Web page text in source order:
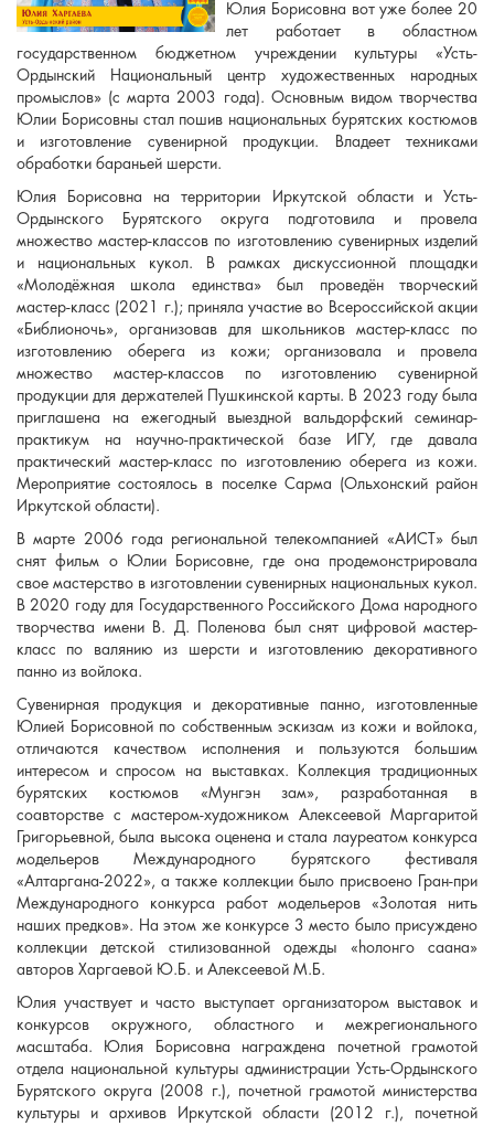
Юлия Борисовна вот уже более 20
лет работает в областном
государственном бюджетном учреждении культуры «Усть-
Ордынский Национальный центр художественных народных
промыслов» (с марта 2003 года). Основным видом творчества
Юлии Борисовны стал пошив национальных бурятских костюмов
и изготовление сувенирной продукции. Владеет техниками
обработки бараньей шерсти.
Юлия Борисовна на территории Иркутской области и Усть-
Ордынского Бурятского округа подготовила и провела
множество мастер-классов по изготовлению сувенирных изделий
и национальных кукол. В рамках дискуссионной площадки
«Молодёжная школа единства» был проведён творческий
мастер-класс (2021 г.); приняла участие во Всероссийской акции
«Библионочь», организовав для школьников мастер-класс по
изготовлению оберега из кожи; организовала и провела
множество мастер-классов по изготовлению сувенирной
продукции для держателей Пушкинской карты. В 2023 году была
приглашена на ежегодный выездной вальдорфский семинар-
практикум на научно-практической базе ИГУ, где давала
практический мастер-класс по изготовлению оберега из кожи.
Мероприятие состоялось в поселке Сарма (Ольхонский район
Иркутской области).
В марте 2006 года региональной телекомпанией «АИСТ» был
снят фильм о Юлии Борисовне, где она продемонстрировала
свое мастерство в изготовлении сувенирных национальных кукол.
В 2020 году для Государственного Российского Дома народного
творчества имени В. Д. Поленова был снят цифровой мастер-
класс по валянию из шерсти и изготовлению декоративного
панно из войлока.
Сувенирная продукция и декоративные панно, изготовленные
Юлией Борисовной по собственным эскизам из кожи и войлока,
отличаются качеством исполнения и пользуются большим
интересом и спросом на выставках. Коллекция традиционных
бурятских костюмов «Мунгэн зам», разработанная в
соавторстве с мастером-художником Алексеевой Маргаритой
Григорьевной, была высока оценена и стала лауреатом конкурса
модельеров Международного бурятского фестиваля
«Алтаргана-2022», а также коллекции было присвоено Гран-при
Международного конкурса работ модельеров «Золотая нить
наших предков». На этом же конкурсе 3 место было присуждено
коллекции детской стилизованной одежды «hолонго саана»
авторов Харгаевой Ю.Б. и Алексеевой М.Б.
Юлия участвует и часто выступает организатором выставок и
конкурсов окружного, областного и межрегионального
масштаба. Юлия Борисовна награждена почетной грамотой
отдела национальной культуры администрации Усть-Ордынского
Бурятского округа (2008 г.), почетной грамотой министерства
культуры и архивов Иркутской области (2012 г.), почетной